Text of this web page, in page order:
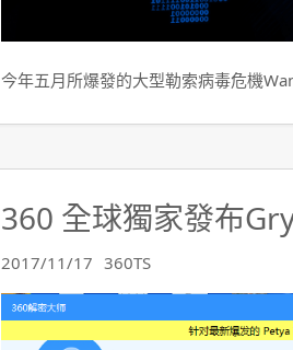
今年五月所爆發的大型勒索病毒危機
360 全球獨家發布
2017/11/17 360TS